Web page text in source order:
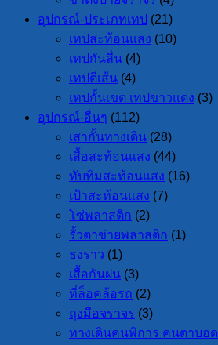
อุปกรณ์-ประเภทเทป
(21)
เทปสะท้อนแสง (10)
เทปกันลื่น (4)
เทปตีเส้น (4)
เทปกั้นเขต เทปขาวแดง (3)
อุปกรณ์-อื่นๆ (112)
เสากั้นทางเดิน (28)
เสื้อสะท้อนแสง (44)
ทับทิมสะท้อนแสง (16)
เป้าสะท้อนแสง (7)
โซ่พลาสติก (2)
รั้วตาข่ายพลาสติก (1)
ธงราว (1)
เสื้อกันฝน (3)
ที่ล็อคล้อรถ (2)
ถุงมือจราจร (3)
ทางเดินคนพิการ คนตาบอด